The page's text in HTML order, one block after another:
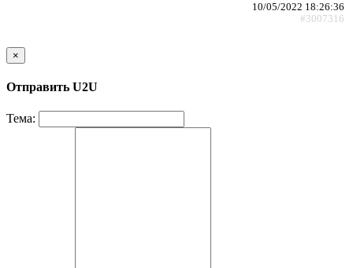
10/05/2022 18:26:36
#3007316
×
Отправить U2U
Тема: